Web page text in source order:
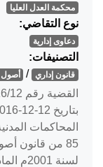
محكمة العدل العليا
نوع التقاضي:
دعاوى إدارية
التصنيفات:
قانون إداري / أصول
المحاكمات